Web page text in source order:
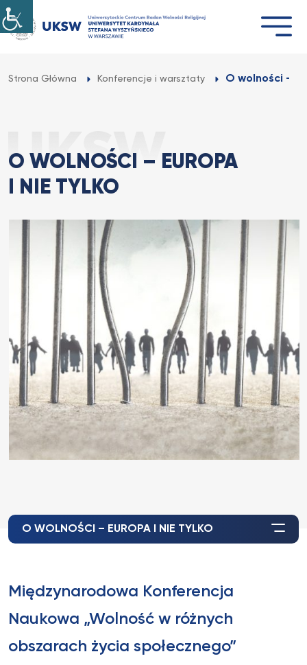
Przejdź
do
treści
Strona Główna Konferencje i warsztaty O wolności –
O WOLNOŚCI – EUROPA
I NIE TYLKO
O WOLNOŚCI – EUROPA I NIE TYLKO
Międzynarodowa Konferencja
Naukowa „Wolność w różnych
obszarach życia społecznego”